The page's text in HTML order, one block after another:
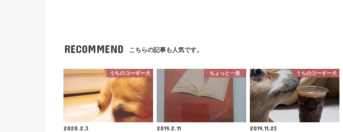
RECOMMEND こちらの記事も人気です。
うちのコーギー犬
2020.2.3
ちょっと一息
2019.2.11
うちのコーギー犬
2019.11.23